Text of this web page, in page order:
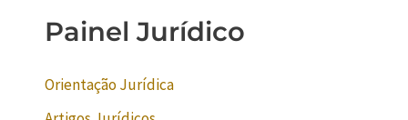
Painel Jurídico
Orientação Jurídica